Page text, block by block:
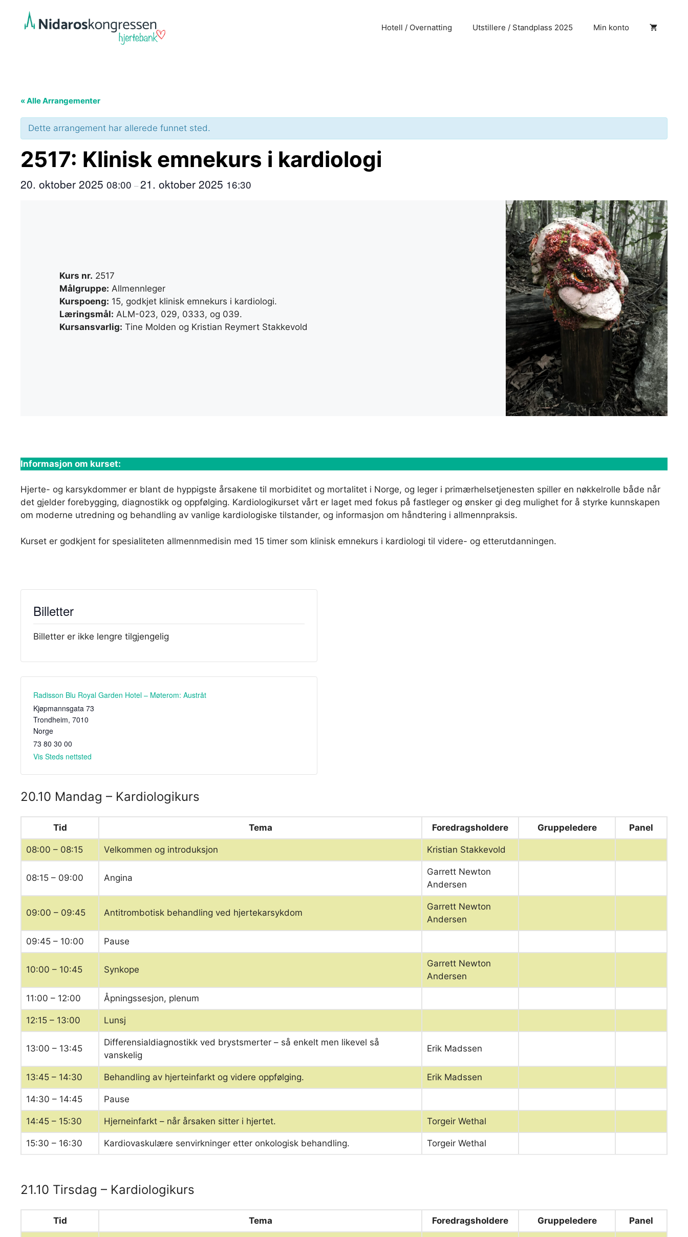
innhold
Hotell / Overnatting Utstillere / Standplass 2025 Min konto
« Alle Arrangementer
Dette arrangement har allerede funnet sted.
2517: Klinisk emnekurs i kardiologi
20. oktober 2025 08:00 – 21. oktober 2025 16:30
Kurs nr. 2517
Målgruppe: Allmennleger
Kurspoeng: 15, godkjet klinisk emnekurs i kardiologi.
Læringsmål: ALM-023, 029, 0333, og 039.
Kursansvarlig: Tine Molden og Kristian Reymert Stakkevold
Informasjon om kurset:
Hjerte- og karsykdommer er blant de hyppigste årsakene til morbiditet og mortalitet i Norge, og leger i primærhelsetjenesten spiller en nøkkelrolle både når
det gjelder forebygging, diagnostikk og oppfølging. Kardiologikurset vårt er laget med fokus på fastleger og ønsker gi deg mulighet for å styrke kunnskapen
om moderne utredning og behandling av vanlige kardiologiske tilstander, og informasjon om håndtering i allmennpraksis.
Kurset er godkjent for spesialiteten allmennmedisin med 15 timer som klinisk emnekurs i kardiologi til videre- og etterutdanningen.
Billetter
Billetter er ikke lengre tilgjengelig
Radisson Blu Royal Garden Hotel – Møterom: Austråt
Kjøpmannsgata 73
Trondheim, 7010
Norge
73 80 30 00
Vis Steds nettsted
20.10 Mandag – Kardiologikurs
Tid Tema Foredragsholdere Gruppeledere Panel
08:00 – 08:15 Velkommen og introduksjon Kristian Stakkevold
08:15 – 09:00 Angina
Garrett Newton
Andersen
09:00 – 09:45 Antitrombotisk behandling ved hjertekarsykdom
Garrett Newton
Andersen
09:45 – 10:00 Pause
10:00 – 10:45 Synkope
Garrett Newton
Andersen
11:00 – 12:00 Åpningssesjon, plenum
12:15 – 13:00 Lunsj
13:00 – 13:45
Differensialdiagnostikk ved brystsmerter – så enkelt men likevel så
vanskelig
Erik Madssen
13:45 – 14:30 Behandling av hjerteinfarkt og videre oppfølging. Erik Madssen
14:30 – 14:45 Pause
14:45 – 15:30 Hjerneinfarkt – når årsaken sitter i hjertet. Torgeir Wethal
15:30 – 16:30 Kardiovaskulære senvirkninger etter onkologisk behandling. Torgeir Wethal
21.10 Tirsdag – Kardiologikurs
Tid Tema Foredragsholdere Gruppeledere Panel